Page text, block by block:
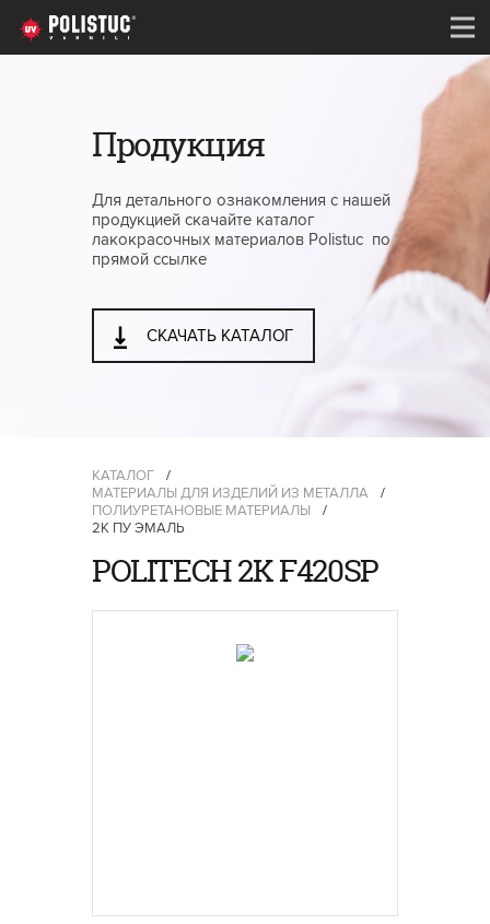
Продукция
Для детального ознакомления с нашей
продукцией скачайте каталог
лакокрасочных материалов Polistuc по
прямой ссылке
СКАЧАТЬ КАТАЛОГ
КАТАЛОГ
/
МАТЕРИАЛЫ ДЛЯ ИЗДЕЛИЙ ИЗ МЕТАЛЛА
/
ПОЛИУРЕТАНОВЫЕ МАТЕРИАЛЫ
/
2К ПУ ЭМАЛЬ
POLITECH 2K F420SP